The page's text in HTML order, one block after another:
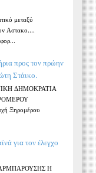
μεταξύ
Αστακο....
προς τον πρώην
Στάικο.
ΔΗΜΟΚΡΑΤΙΑ
Ξηρομέρου
για τον έλεγχο
Η